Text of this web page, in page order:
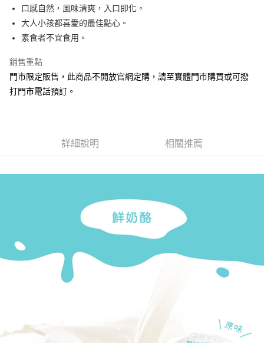
口感自然，風味清爽，入口即化。
大人小孩都喜愛的最佳點心。
素食者不宜食用。
銷售重點
門市限定販售，此商品不開放官網定購，請至實體門市購買或可撥
打門市電話預訂。
詳細說明 相關推薦